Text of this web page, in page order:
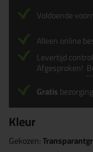
Kleur
Gekozen:
Voldoende
Alleen online
Levertijd
Afgesproken!
Gratis